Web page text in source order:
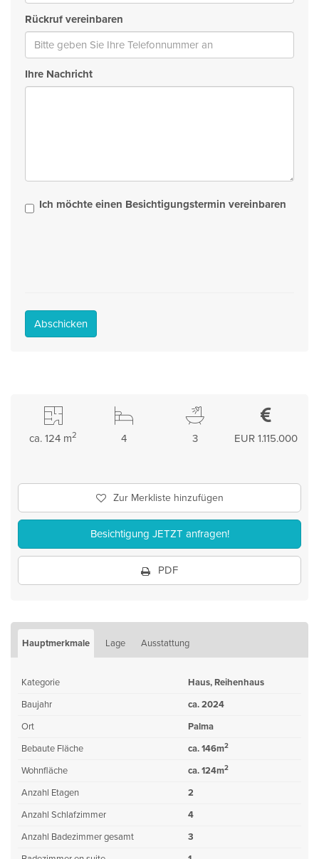
Rückruf vereinbaren
Ihre Nachricht
Ich möchte einen Besichtigungstermin vereinbaren
Abschicken
EUR 1.115.000
3
4
ca. 124 m2
Zur Merkliste hinzufügen
Besichtigung JETZT anfragen!
PDF
Hauptmerkmale Lage Ausstattung
Kategorie
Haus, Reihenhaus
Baujahr
ca. 2024
Ort
Palma
Bebaute Fläche
ca. 146m2
Wohnfläche ca. 124m2
Anzahl Etagen
2
Anzahl Schlafzimmer
4
Anzahl Badezimmer gesamt
3